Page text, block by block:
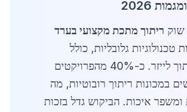
2026
ריתוך מתכת מקצועי בערד
גלובליות, כולל
אוטומציה וריתוך לייזר. כ-40% מהפרויקטים
במכונות ריתוך רובוטיות, מה
איכות. הביקוש גדל בזכות